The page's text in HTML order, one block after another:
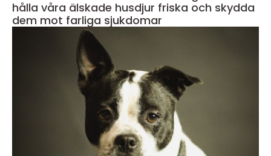
hålla våra älskade husdjur friska och skydda
dem mot farliga sjukdomar